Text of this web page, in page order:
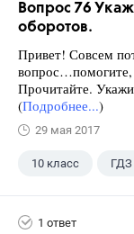
Вопрос 76
оборотов.
Привет! Совсем
Прочитайте.
(Подробнее...)
29 мая 2017
10 класс ГДЗ
1 ответ